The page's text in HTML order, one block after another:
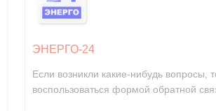
ЭНЕРГО-24
Если возникли какие-нибудь вопросы,
воспользоваться формой обратной